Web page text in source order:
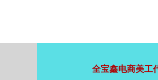
全宝鑫电商美工